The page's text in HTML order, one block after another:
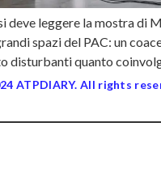
deve leggere la mostra di
spazi del PAC: un
disturbanti quanto
ATPDIARY. All rights